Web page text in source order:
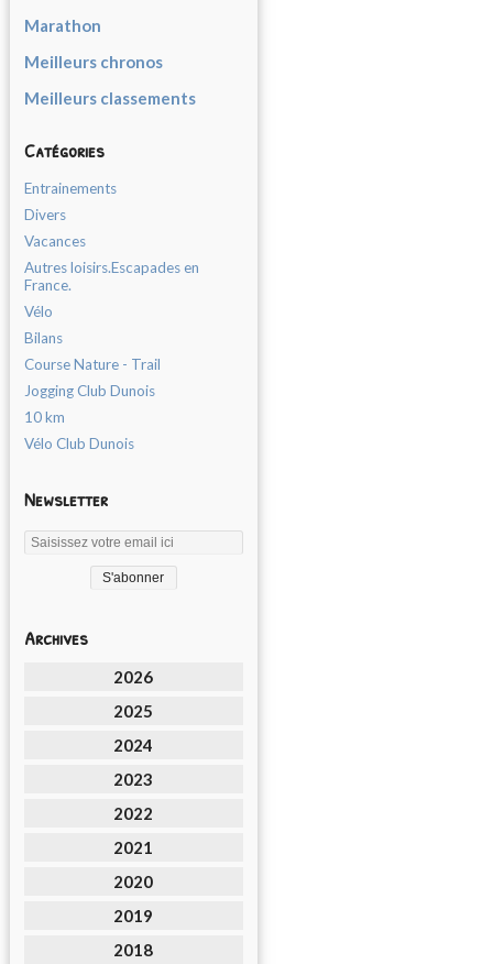
Marathon
Meilleurs chronos
Meilleurs classements
Catégories
Entrainements
Divers
Vacances
Autres loisirs.Escapades en
France.
Vélo
Bilans
Course Nature - Trail
Jogging Club Dunois
10 km
Vélo Club Dunois
Newsletter
Archives
2026
2025
2024
2023
2022
2021
2020
2019
2018